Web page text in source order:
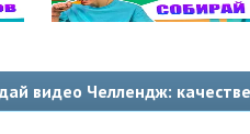
видео Челлендж: